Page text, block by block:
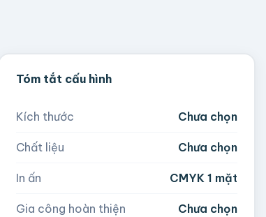
Tóm tắt cấu hình
Kích thước Chưa chọn
Chất liệu Chưa chọn
In ấn CMYK 1 mặt
Gia công hoàn thiện Chưa chọn